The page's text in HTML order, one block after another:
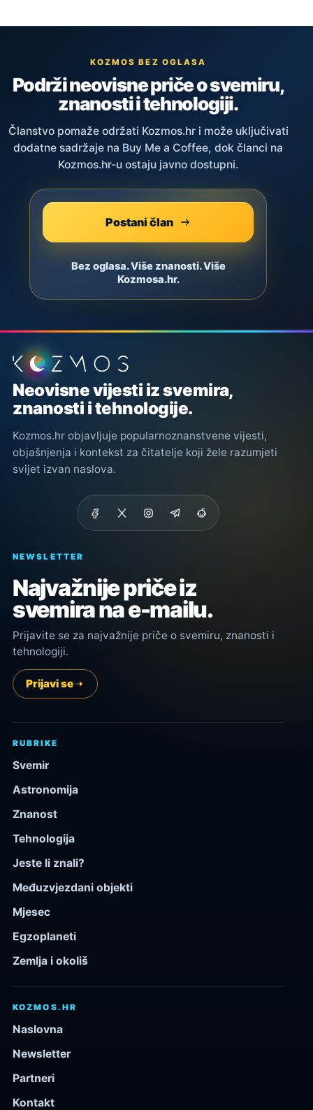
KOZMOS BEZ OGLASA
Podrži neovisne priče o svemiru,
znanosti i tehnologiji.
Članstvo pomaže održati Kozmos.hr i može uključivati
dodatne sadržaje na Buy Me a Coffee, dok članci na
Kozmos.hr-u ostaju javno dostupni.
Postani član
Bez oglasa. Više znanosti. Više
Kozmosa.hr.
Podnožje stranice
Neovisne vijesti iz svemira,
znanosti i tehnologije.
Kozmos.hr objavljuje popularnoznanstvene vijesti,
objašnjenja i kontekst za čitatelje koji žele razumjeti
svijet izvan naslova.
NEWSLETTER
Najvažnije priče iz
svemira na e-mailu.
Prijavite se za najvažnije priče o svemiru, znanosti i
tehnologiji.
Prijavi se
RUBRIKE
Svemir
Astronomija
Znanost
Tehnologija
Jeste li znali?
Međuzvjezdani objekti
Mjesec
Egzoplaneti
Zemlja i okoliš
KOZMOS.HR
Naslovna
Newsletter
Partneri
Kontakt